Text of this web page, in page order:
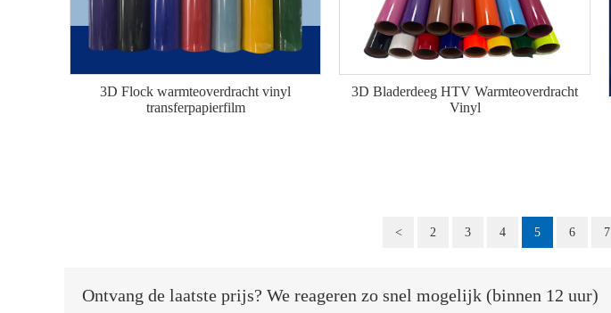
3D Flock warmteoverdracht vinyl
transferpapierfilm
3D Bladerdeeg HTV Warmteoverdracht
Vinyl
< 2 3 4 5 6 7
Ontvang de laatste prijs? We reageren zo snel mogelijk (binnen 12 uur)